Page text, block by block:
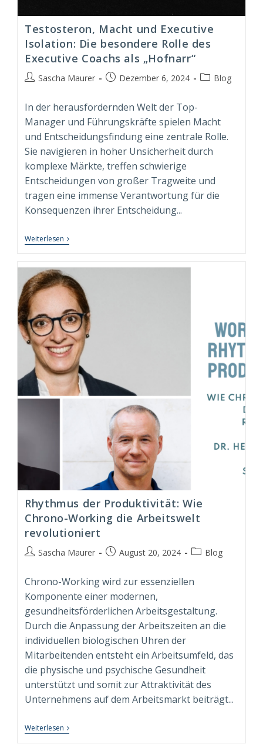
Testosteron, Macht und Executive
Isolation: Die besondere Rolle des
Executive Coachs als „Hofnarr“
Beitrags-
Sascha Maurer
BeitragDezember 6, 2024
Beitrags-
Blog
In der herausfordernden Welt der Top-
Manager und Führungskräfte spielen Macht
und Entscheidungsfindung eine zentrale Rolle.
Sie navigieren in hoher Unsicherheit durch
komplexe Märkte, treffen schwierige
Entscheidungen von großer Tragweite und
tragen eine immense Verantwortung für die
Konsequenzen ihrer Entscheidung...
Weiterlesen Testosteron,
Macht
Executive
Isolation:
Die
Besondere
Rolle
Des
Executive
Coachs
Als
„Hofnarr“
Rhythmus der Produktivität: Wie
Chrono-Working die Arbeitswelt
revolutioniert
Beitrags-
Sascha Maurer
BeitragAugust 20, 2024
Beitrags-
Blog
Chrono-Working wird zur essenziellen
Komponente einer modernen,
gesundheitsförderlichen Arbeitsgestaltung.
Durch die Anpassung der Arbeitszeiten an die
individuellen biologischen Uhren der
Mitarbeitenden entsteht ein Arbeitsumfeld, das
die physische und psychische Gesundheit
unterstützt und somit zur Attraktivität des
Unternehmens auf dem Arbeitsmarkt beiträgt...
Weiterlesen Rhythmus
Der